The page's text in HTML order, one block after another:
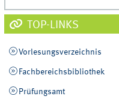
TOP-LINKS
Vorlesungsverzeichnis
Fachbereichsbibliothek
Prüfungsamt